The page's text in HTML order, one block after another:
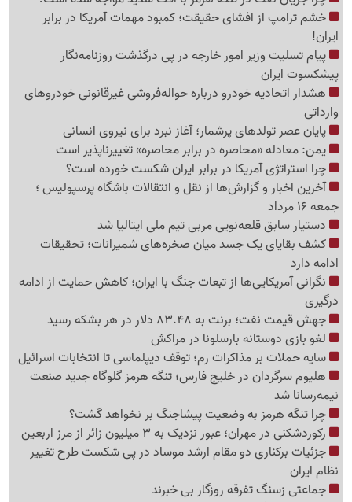
خشم ترامپ از افشای حقیقت؛ کمبود مهمات آمریکا در برابر
ایران!
پیام تسلیت وزیر امور خارجه در پی درگذشت روزنامه‌نگار
پیشکسوت ایران
هشدار اتحادیه خودرو درباره حواله‌فروشی غیرقانونی خودروهای
وارداتی
پایان عصر تولدهای پرشمار؛ آغاز نبرد برای نیروی انسانی
یمن: معادله «محاصره در برابر محاصره» تغییرناپذیر است
چرا استراتژی آمریکا در برابر ایران شکست خورده است؟
آخرین اخبار و گزارش‌ها از نقل و انتقالات باشگاه پرسپولیس ؛
جمعه 16 مرداد
دستیار سابق قلعه‌نویی مربی تیم ملی ایتالیا شد
کشف بقایای یک جسد میان صخره‌های شمیرانات؛ تحقیقات
ادامه دارد
نگرانی آمریکایی‌ها از تبعات جنگ با ایران؛ کاهش حمایت از ادامه
درگیری
جهش قیمت نفت؛ برنت به 83.48 دلار در هر بشکه رسید
لغو بازی دوستانه بارسلونا در مراکش
سایه حملات بر مذاکرات رم؛ توقف دیپلماسی تا انتخابات اسرائیل
هلیوم سرگردان در خلیج فارس؛ تنگه هرمز گلوگاه جدید صنعت
نیمه‌رسانا شد
چرا تنگه هرمز به وضعیت پیشاجنگ بر نخواهد گشت؟
رکوردشکنی در مهران؛ عبور نزدیک به 3 میلیون زائر از مرز اربعین
جزئیات برکناری دو مقام ارشد موساد در پی شکست طرح تغییر
نظام ایران
جماعتی زسنگ تفرقه روزگار بی خبرند